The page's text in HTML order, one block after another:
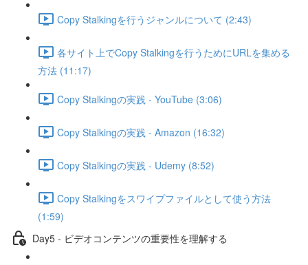
Copy Stalkingを行うジャンルについて (2:43)
各サイト上でCopy Stalkingを行うためにURLを集める
方法 (11:17)
Copy Stalkingの実践 - YouTube (3:06)
Copy Stalkingの実践 - Amazon (16:32)
Copy Stalkingの実践 - Udemy (8:52)
Copy Stalkingをスワイプファイルとして使う方法
(1:59)
Day5 - ビデオコンテンツの重要性を理解する